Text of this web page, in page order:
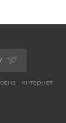
- интернет-